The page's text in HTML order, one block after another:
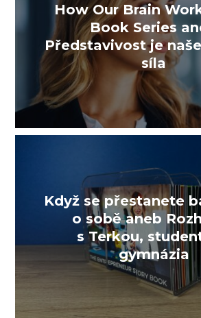
How Our Brain
Book Series
Představivost je
síla
Když se přestanete
o sobě aneb
s Terkou,
gymnázia